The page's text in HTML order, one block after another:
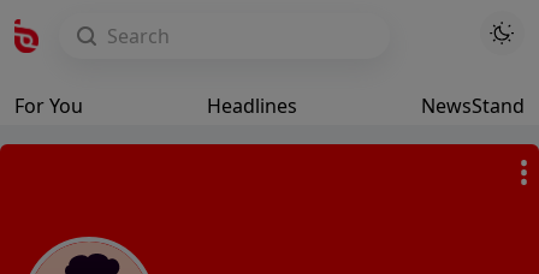
For You Headlines NewsStand